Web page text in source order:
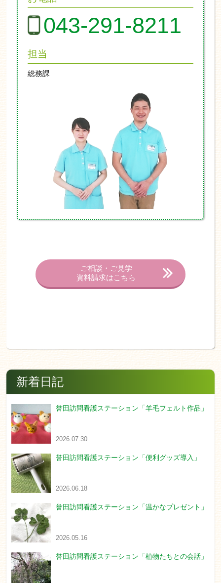
043-291-8211
担当
総務課
ご相談・ご見学
資料請求はこちら
新着日記
誉田訪問看護ステーション「羊毛フェルト作品」
2026.07.30
誉田訪問看護ステーション「便利グッズ導入」
2026.06.18
誉田訪問看護ステーション「温かなプレゼント」
2026.05.16
誉田訪問看護ステーション「植物たちとの会話」